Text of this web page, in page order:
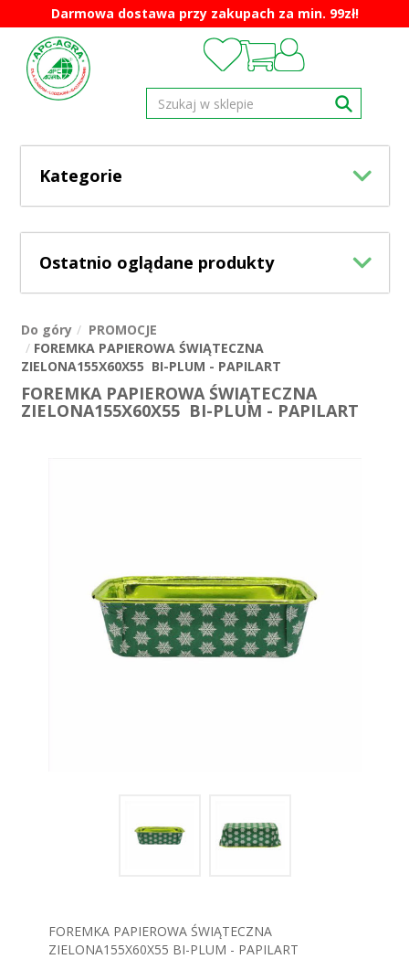
Darmowa dostawa przy zakupach za min. 99zł!
Kategorie
Ostatnio oglądane produkty
Do góry
PROMOCJE
FOREMKA PAPIEROWA ŚWIĄTECZNA
ZIELONA155X60X55 BI-PLUM - PAPILART
FOREMKA PAPIEROWA ŚWIĄTECZNA
ZIELONA155X60X55 BI-PLUM - PAPILART
FOREMKA PAPIEROWA ŚWIĄTECZNA
ZIELONA155X60X55 BI-PLUM - PAPILART